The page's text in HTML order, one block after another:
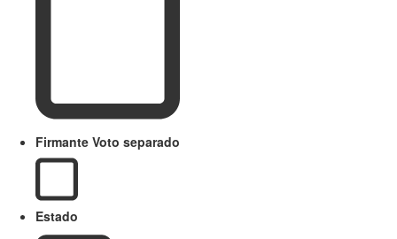
Firmante Voto separado
Estado